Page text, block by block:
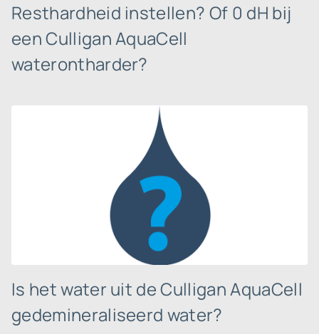
Resthardheid instellen? Of 0 dH bij
een Culligan AquaCell
waterontharder?
Is het water uit de Culligan AquaCell
gedemineraliseerd water?